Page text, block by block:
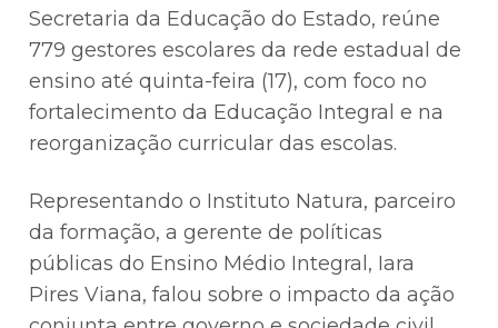
Secretaria da Educação do Estado, reúne
779 gestores escolares da rede estadual de
ensino até quinta-feira (17), com foco no
fortalecimento da Educação Integral e na
reorganização curricular das escolas.
Representando o Instituto Natura, parceiro
da formação, a gerente de políticas
públicas do Ensino Médio Integral, Iara
Pires Viana, falou sobre o impacto da ação